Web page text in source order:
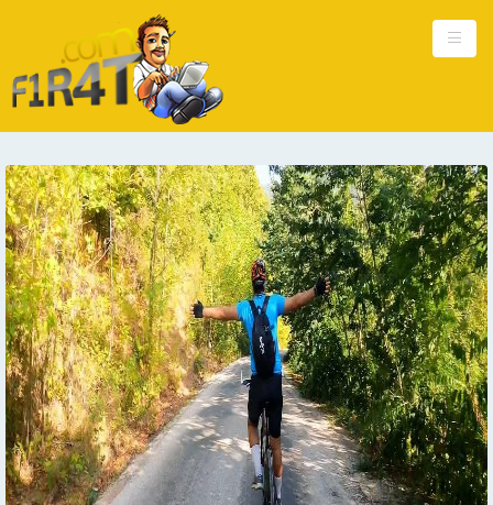
Ana Sayfa
Güncel
Hakkımda
Reklam
İletişim